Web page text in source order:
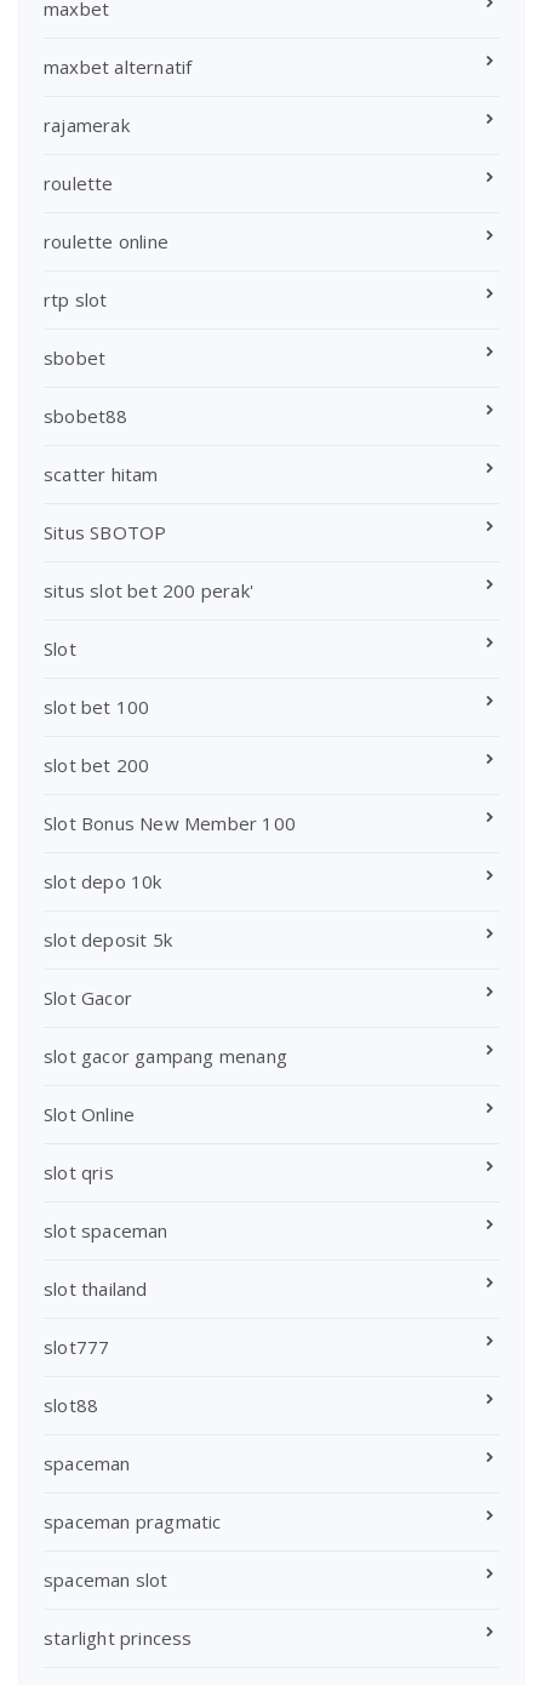
maxbet
maxbet alternatif
rajamerak
roulette
roulette online
rtp slot
sbobet
sbobet88
scatter hitam
Situs SBOTOP
situs slot bet 200 perak'
Slot
slot bet 100
slot bet 200
Slot Bonus New Member 100
slot depo 10k
slot deposit 5k
Slot Gacor
slot gacor gampang menang
Slot Online
slot qris
slot spaceman
slot thailand
slot777
slot88
spaceman
spaceman pragmatic
spaceman slot
starlight princess